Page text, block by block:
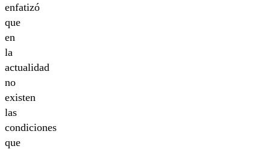
enfatizó
que
en
la
actualidad
no
existen
las
condiciones
que